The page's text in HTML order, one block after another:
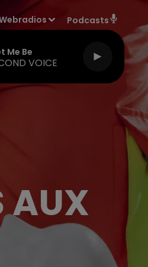
Podcasts
Me Be
VOICE
AUX